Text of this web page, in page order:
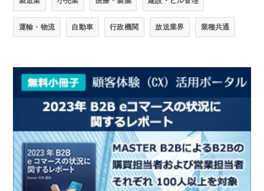
運輸・物流 自動車 行政機関 放送業界 業種共通